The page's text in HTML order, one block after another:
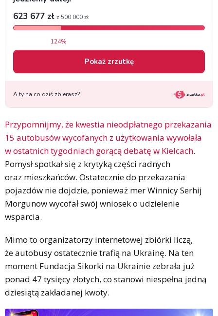
Przypomnijmy, że kwestia nieodpłatnego przekazania
15 autobusów wycofanych z użytkowania wywołała
w ostatnich tygodniach gorącą debatę w Kielcach.
Pomysł spotkał się z krytyką części radnych
oraz mieszkańców. Ostatecznie do przekazania
pojazdów nie dojdzie, ponieważ mer Winnicy Serhij
Morgunow wycofał swój wniosek o udzielenie
wsparcia.
Mimo to organizatorzy internetowej zbiórki liczą,
że autobusy ostatecznie trafią na Ukrainę. Na ten
moment Fundacja Sikorki na Ukrainie zebrała już
ponad 47 tysięcy złotych, co stanowi niespełna jedną
dziesiątą zakładanej kwoty.